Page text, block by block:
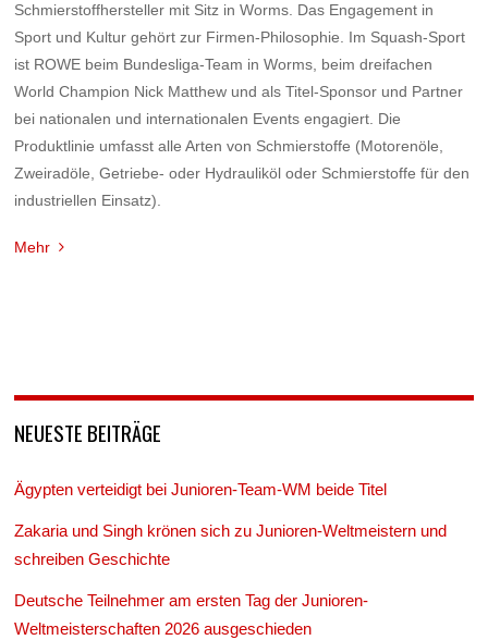
Schmierstoffhersteller mit Sitz in Worms. Das Engagement in
Sport und Kultur gehört zur Firmen-Philosophie. Im Squash-Sport
ist ROWE beim Bundesliga-Team in Worms, beim dreifachen
World Champion Nick Matthew und als Titel-Sponsor und Partner
bei nationalen und internationalen Events engagiert. Die
Produktlinie umfasst alle Arten von Schmierstoffe (Motorenöle,
Zweiradöle, Getriebe- oder Hydrauliköl oder Schmierstoffe für den
industriellen Einsatz).
Mehr
NEUESTE BEITRÄGE
Ägypten verteidigt bei Junioren-Team-WM beide Titel
Zakaria und Singh krönen sich zu Junioren-Weltmeistern und
schreiben Geschichte
Deutsche Teilnehmer am ersten Tag der Junioren-
Weltmeisterschaften 2026 ausgeschieden